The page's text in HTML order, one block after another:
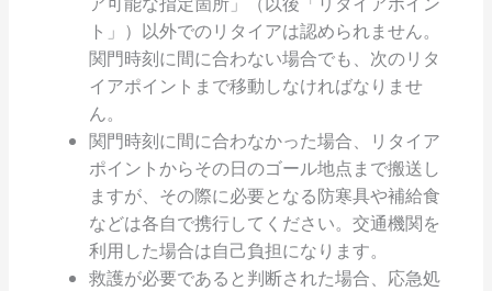
ト」）以外でのリタイアは認められません。
関門時刻に間に合わない場合でも、次のリタ
イアポイントまで移動しなければなりませ
ん。
関門時刻に間に合わなかった場合、リタイア
ポイントからその日のゴール地点まで搬送し
ますが、その際に必要となる防寒具や補給食
などは各自で携行してください。交通機関を
利用した場合は自己負担になります。
救護が必要であると判断された場合、応急処